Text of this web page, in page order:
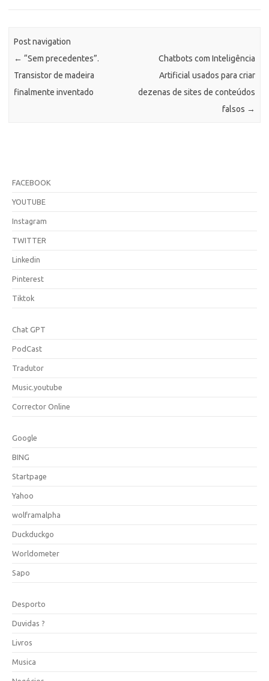
Post navigation
← “Sem precedentes”.
Transistor de madeira
finalmente inventado
Chatbots com Inteligência
Artificial usados para criar
dezenas de sites de conteúdos
falsos →
FACEBOOK
YOUTUBE
Instagram
TWITTER
Linkedin
Pinterest
Tiktok
Chat GPT
PodCast
Tradutor
Music.youtube
Corrector Online
Google
BING
Startpage
Yahoo
wolframalpha
Duckduckgo
Worldometer
Sapo
Desporto
Duvidas ?
Livros
Musica